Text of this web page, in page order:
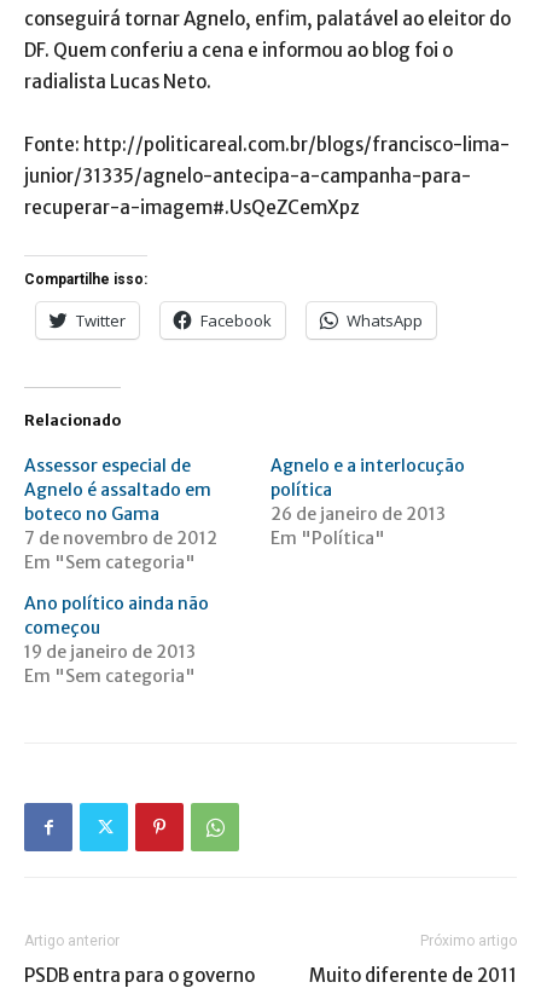
conseguirá tornar Agnelo, enfim, palatável ao eleitor do
DF. Quem conferiu a cena e informou ao blog foi o
radialista Lucas Neto.
Fonte: http://politicareal.com.br/blogs/francisco-lima-
junior/31335/agnelo-antecipa-a-campanha-para-
recuperar-a-imagem#.UsQeZCemXpz
Compartilhe isso:
Twitter Facebook WhatsApp
Relacionado
Assessor especial de
Agnelo é assaltado em
boteco no Gama
7 de novembro de 2012
Em "Sem categoria"
Agnelo e a interlocução
política
26 de janeiro de 2013
Em "Política"
Ano político ainda não
começou
19 de janeiro de 2013
Em "Sem categoria"
Artigo anterior
PSDB entra para o governo
Próximo artigo
Muito diferente de 2011